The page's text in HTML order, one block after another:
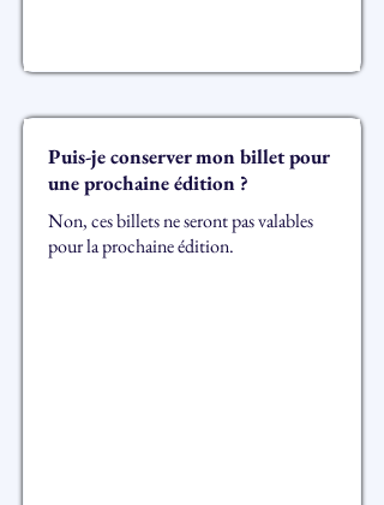
Puis-je conserver mon billet pour
une prochaine édition ?
Non, ces billets ne seront pas valables
pour la prochaine édition.